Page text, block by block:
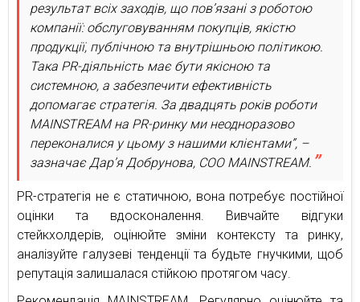
результат всіх заходів, що повʼязані з роботою
компанії: обслуговуванням покупців, якістю
продукції, публічною та внутрішньою політикою.
Така PR-діяльність має бути якісною та
системною, а забезпечити ефективність
допомагає стратегія. За двадцять років роботи
MAINSTREAM на PR-ринку ми неодноразово
переконалися у цьому з нашими клієнтами”, –
зазначає Дар’я Добрунова, COO MAINSTREAM.
PR-стратегія не є статичною, вона потребує постійної
оцінки та вдосконалення. Вивчайте відгуки
стейкхолдерів, оцінюйте зміни контексту та ринку,
аналізуйте галузеві тенденції та будьте гнучкими, щоб
репутація залишалася стійкою протягом часу.